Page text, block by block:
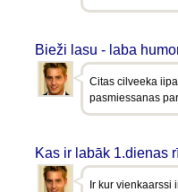
Bieži lasu - laba
Citas cilveeka
pasmiessanas
Kas ir labāk 1.dienas
Ir kur vienkaarssi